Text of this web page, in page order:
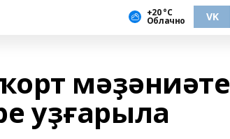
+20 °С
Облачно VK
мәҙәниәте
уҙғарыла